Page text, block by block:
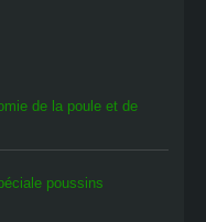
de la poule et de
poussins